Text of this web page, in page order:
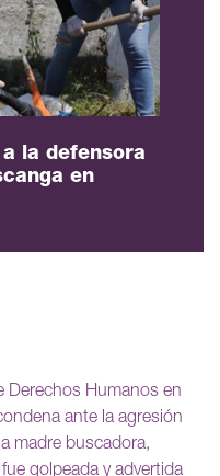
la defensora
en
Derechos Humanos en
ante la agresión
madre buscadora,
golpeada y advertida